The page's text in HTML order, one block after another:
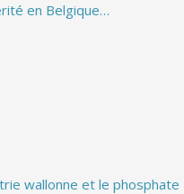
en Belgique…
wallonne et le phosphate